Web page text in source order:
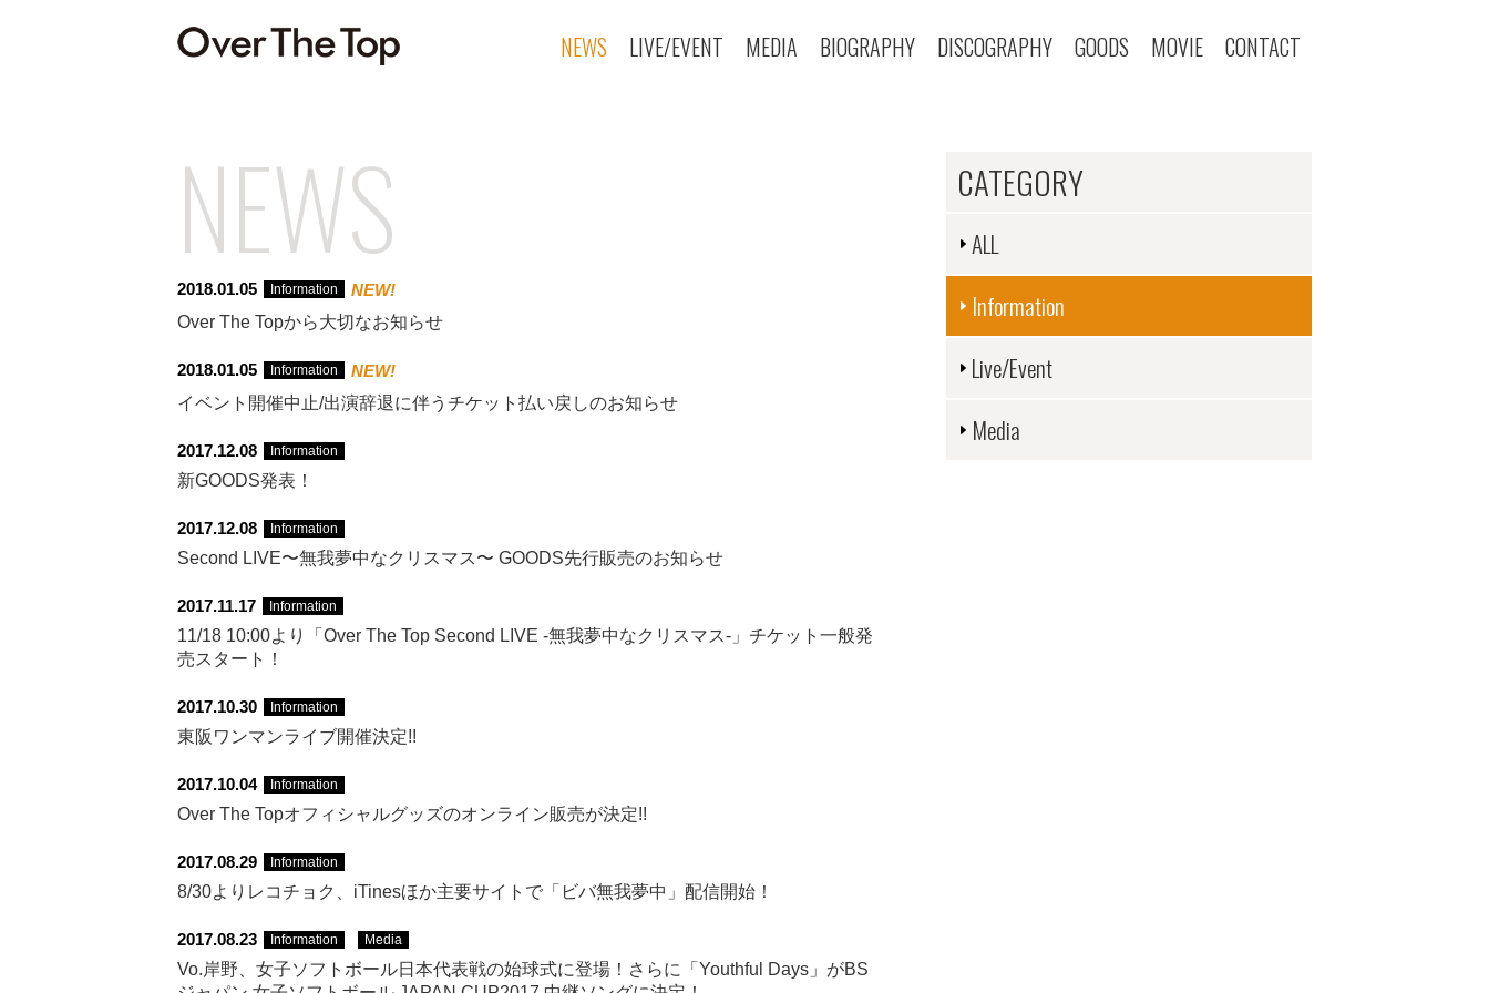
NEWS LIVE/EVENT MEDIA BIOGRAPHY DISCOGRAPHY GOODS MOVIE CONTACT
CATEGORY
ALL
Information
Live/Event
Media
NEWS
2018.01.05 Information
NEW!
Over The Topから大切なお知らせ
2018.01.05 Information
NEW!
イベント開催中止/出演辞退に伴うチケット払い戻しのお知らせ
2017.12.08 Information
新GOODS発表！
2017.12.08 Information
Second LIVE〜無我夢中なクリスマス〜 GOODS先行販売のお知らせ
2017.11.17 Information
11/18 10:00より「Over The Top Second LIVE -無我夢中なクリスマス-」チケット一般発
売スタート！
2017.10.30 Information
東阪ワンマンライブ開催決定!!
2017.10.04 Information
Over The Topオフィシャルグッズのオンライン販売が決定!!
2017.08.29 Information
8/30よりレコチョク、iTinesほか主要サイトで「ビバ無我夢中」配信開始！
2017.08.23 Information Media
Vo.岸野、女子ソフトボール日本代表戦の始球式に登場！さらに「Youthful Days」がBS